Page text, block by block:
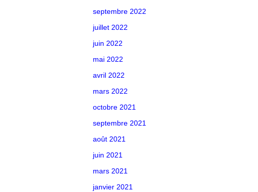
septembre 2022
juillet 2022
juin 2022
mai 2022
avril 2022
mars 2022
octobre 2021
septembre 2021
août 2021
juin 2021
mars 2021
janvier 2021